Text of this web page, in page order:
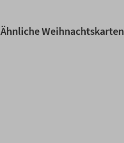
Ähnliche Weihnachtskarten